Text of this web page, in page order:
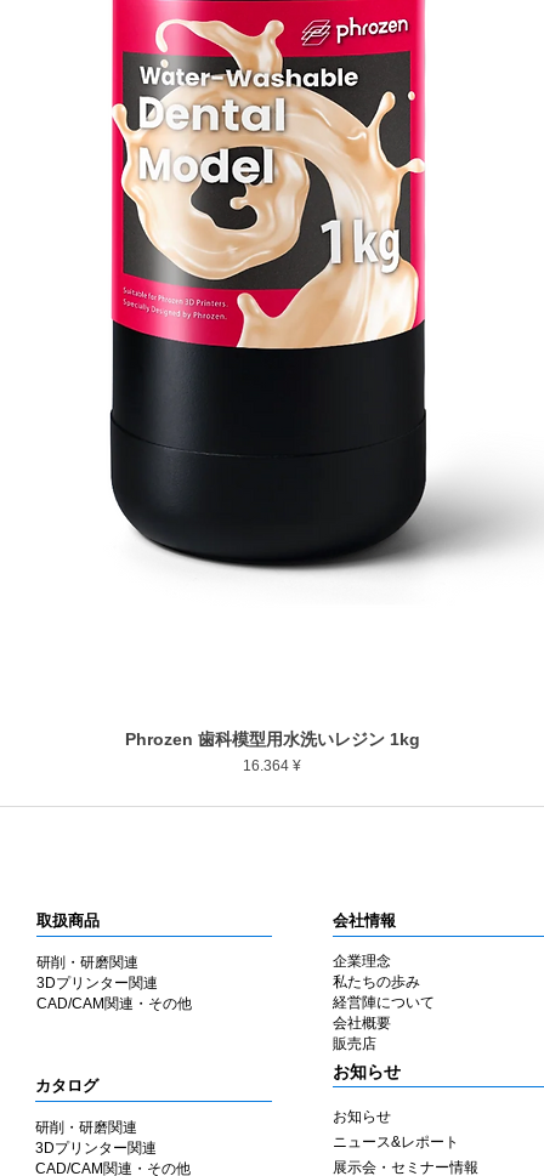
Schnellansicht
Phrozen 歯科模型用水洗いレジン 1kg
Preis
16.364 ¥
取扱商品
研削・研磨関連
3Dプリンター関連
CAD/CAM関連・その他
カタログ
研削・研磨関連
3Dプリンター関連
CAD/CAM関連・その他
会社情報
企業理念
私たちの歩み
​経営陣について
会社概要
​販売店
​お知らせ
お知らせ
ニュース&レポート
展示会・セミナー情報